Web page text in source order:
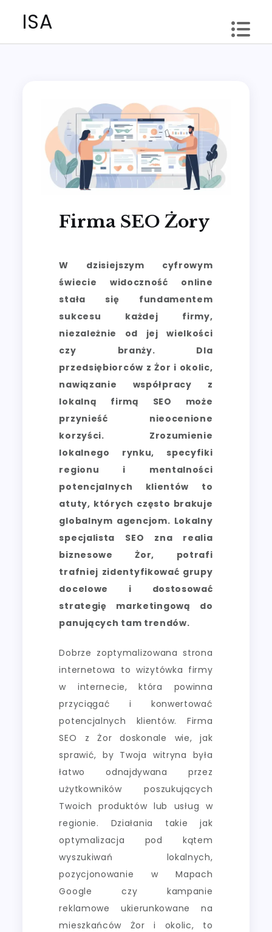
ISA
Firma SEO Żory
W dzisiejszym cyfrowym
świecie widoczność online
stała się fundamentem
sukcesu każdej firmy,
niezależnie od jej wielkości
czy branży. Dla
przedsiębiorców z Żor i okolic,
nawiązanie współpracy z
lokalną firmą SEO może
przynieść nieocenione
korzyści. Zrozumienie
lokalnego rynku, specyfiki
regionu i mentalności
potencjalnych klientów to
atuty, których często brakuje
globalnym agencjom. Lokalny
specjalista SEO zna realia
biznesowe Żor, potrafi
trafniej zidentyfikować grupy
docelowe i dostosować
strategię marketingową do
panujących tam trendów.
Dobrze zoptymalizowana strona
internetowa to wizytówka firmy
w internecie, która powinna
przyciągać i konwertować
potencjalnych klientów. Firma
SEO z Żor doskonale wie, jak
sprawić, by Twoja witryna była
łatwo odnajdywana przez
użytkowników poszukujących
Twoich produktów lub usług w
regionie. Działania takie jak
optymalizacja pod kątem
wyszukiwań lokalnych,
pozycjonowanie w Mapach
Google czy kampanie
reklamowe ukierunkowane na
mieszkańców Żor i okolic, to